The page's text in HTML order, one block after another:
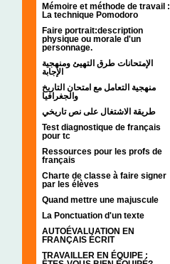
Mémoire et méthode de travail :
La technique Pomodoro
Faire portrait:description
physique ou morale d'un
personnage.
الإمتحانات طرق التهيئ ومنهجية
الإجابة
منهجية التعامل مع امتحان التاريخ
والجغرافيا
طريقة الاشتغال على نص تاريخي
Test diagnostique de français
pour tc
Ressources pour les profs de
français
Charte de classe à faire signer
par les élèves
Quand mettre une majuscule
La Ponctuation d'un texte
AUTOÉVALUATION EN
FRANÇAIS ÉCRIT
TRAVAILLER EN ÉQUIPE :